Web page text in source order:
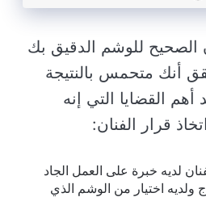
الصحيح للوشم الدقيق بك
أنك متحمس بالنتيجة
أهم القضايا التي إنه
قرار الفنان:
لديه خبرة على العمل الجاد
ولديه اختيار من الوشم الذي